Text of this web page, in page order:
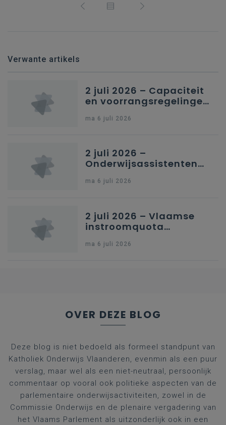
Verwante artikels
2 juli 2026 – Capaciteit
en voorrangsregelingen
secundair onderwijs in
ma 6 juli 2026
2 juli 2026 –
Onderwijsassistenten
kleuteronderwijs
ma 6 juli 2026
2 juli 2026 – Vlaamse
instroomquota
federale RIZIV-
ma 6 juli 2026
OVER DEZE BLOG
Deze blog is niet bedoeld als formeel standpunt van
Katholiek Onderwijs Vlaanderen, evenmin als een puur
verslag, maar wel als een niet-neutraal, persoonlijk
commentaar op vooral ook politieke aspecten van de
parlementaire onderwijsactiviteiten, zowel in de
Commissie Onderwijs en de plenaire vergadering van
het Vlaams Parlement als uitzonderlijk ook in een